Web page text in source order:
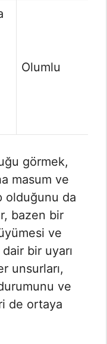
Olumlu
görmek,
masum ve
olduğunu da
bazen bir
ve
bir uyarı
unsurları,
ve
de ortaya